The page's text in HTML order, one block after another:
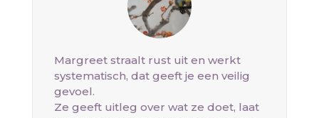
Margreet straalt rust uit en werkt
systematisch, dat geeft je een veilig
gevoel.
Ze geeft uitleg over wat ze doet, laat